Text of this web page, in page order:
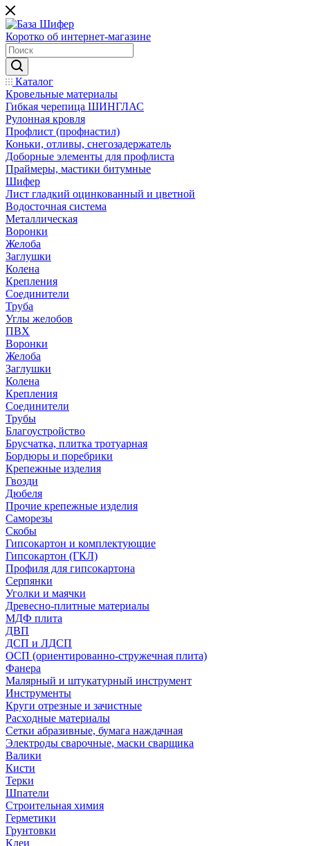
Коротко об интернет-магазине
Каталог
Кровельные материалы
Гибкая черепица ШИНГЛАС
Рулонная кровля
Профлист (профнастил)
Коньки, отливы, снегозадержатель
Доборные элементы для профлиста
Праймеры, мастики битумные
Шифер
Лист гладкий оцинкованный и цветной
Водосточная система
Металлическая
Воронки
Желоба
Заглушки
Колена
Крепления
Соединители
Труба
Углы желобов
ПВХ
Воронки
Желоба
Заглушки
Колена
Крепления
Соединители
Трубы
Благоустройство
Брусчатка, плитка тротуарная
Бордюры и поребрики
Крепежные изделия
Гвозди
Дюбеля
Прочие крепежные изделия
Саморезы
Скобы
Гипсокартон и комплектующие
Гипсокартон (ГКЛ)
Профиля для гипсокартона
Серпянки
Уголки и маячки
Древесно-плитные материалы
МДФ плита
ДВП
ДСП и ЛДСП
ОСП (ориентированно-стружечная плита)
Фанера
Малярный и штукатурный инструмент
Инструменты
Круги отрезные и зачистные
Расходные материалы
Сетки абразивные, бумага наждачная
Электроды сварочные, маски сварщика
Валики
Кисти
Терки
Шпатели
Строительная химия
Герметики
Грунтовки
Клеи